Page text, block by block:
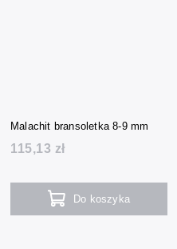
Malachit bransoletka 8-9 mm
115,13 zł
Do koszyka